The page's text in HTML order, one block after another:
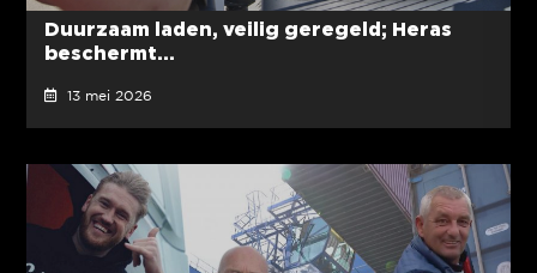
Duurzaam laden, veilig geregeld; Heras
beschermt...
13 mei 2026